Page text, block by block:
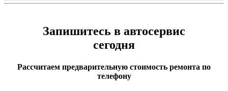
Запишитесь в автосервис
сегодня
Рассчитаем предварительную стоимость ремонта по
телефону